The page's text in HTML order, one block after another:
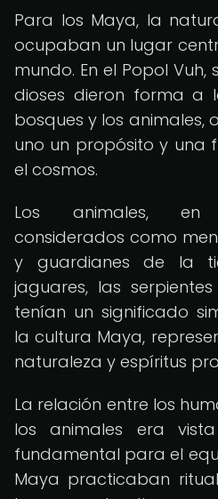
Para los Maya, la
ocupaban un lugar
mundo. En el Popol
dioses dieron forma a
bosques y los
uno un propósito y una
el cosmos.
Los animales, en
considerados como
y guardianes de la
jaguares, las
tenían un significado
la cultura Maya,
naturaleza y espíritus
La relación entre los
los animales era
fundamental para el
Maya practicaban